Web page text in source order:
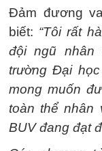
Đảm đương
biết: “Tôi rất
đội ngũ nhân
trường Đại
mong muốn
toàn thể nhân
BUV đang đạt